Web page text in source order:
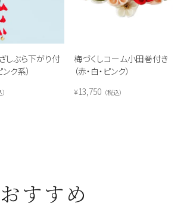
しぶら下がり付
ンク系）
梅づくしコーム小田巻付き
（赤・白・ピンク）
¥13,750 税込
すすめ